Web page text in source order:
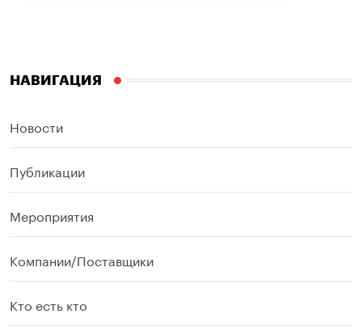
НАВИГАЦИЯ
Новости
Публикации
Мероприятия
Компании/Поставщики
Кто есть кто